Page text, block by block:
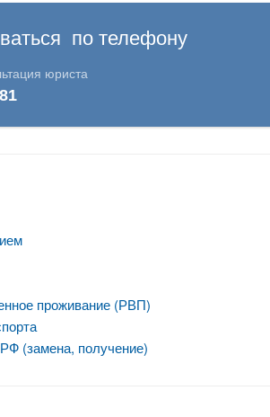
проживание (РВП)
(замена, получение)